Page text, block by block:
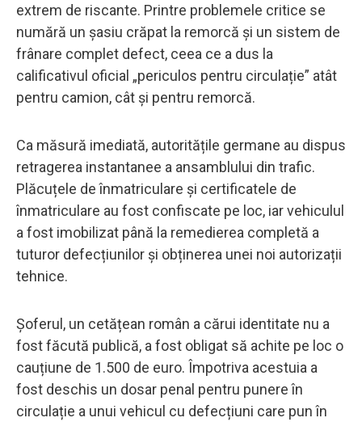
extrem de riscante. Printre problemele critice se
numără un șasiu crăpat la remorcă și un sistem de
frânare complet defect, ceea ce a dus la
calificativul oficial „periculos pentru circulație” atât
pentru camion, cât și pentru remorcă.
Ca măsură imediată, autoritățile germane au dispus
retragerea instantanee a ansamblului din trafic.
Plăcuțele de înmatriculare și certificatele de
înmatriculare au fost confiscate pe loc, iar vehiculul
a fost imobilizat până la remedierea completă a
tuturor defecțiunilor și obținerea unei noi autorizații
tehnice.
Șoferul, un cetățean român a cărui identitate nu a
fost făcută publică, a fost obligat să achite pe loc o
cauțiune de 1.500 de euro. Împotriva acestuia a
fost deschis un dosar penal pentru punere în
circulație a unui vehicul cu defecțiuni care pun în